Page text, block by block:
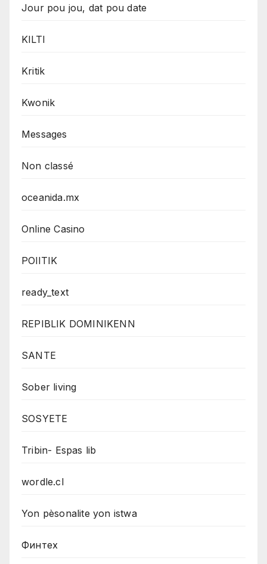
Jour pou jou, dat pou date
KILTI
Kritik
Kwonik
Messages
Non classé
oceanida.mx
Online Casino
POlITIK
ready_text
REPIBLIK DOMINIKENN
SANTE
Sober living
SOSYETE
Tribin- Espas lib
wordle.cl
Yon pèsonalite yon istwa
Финтех